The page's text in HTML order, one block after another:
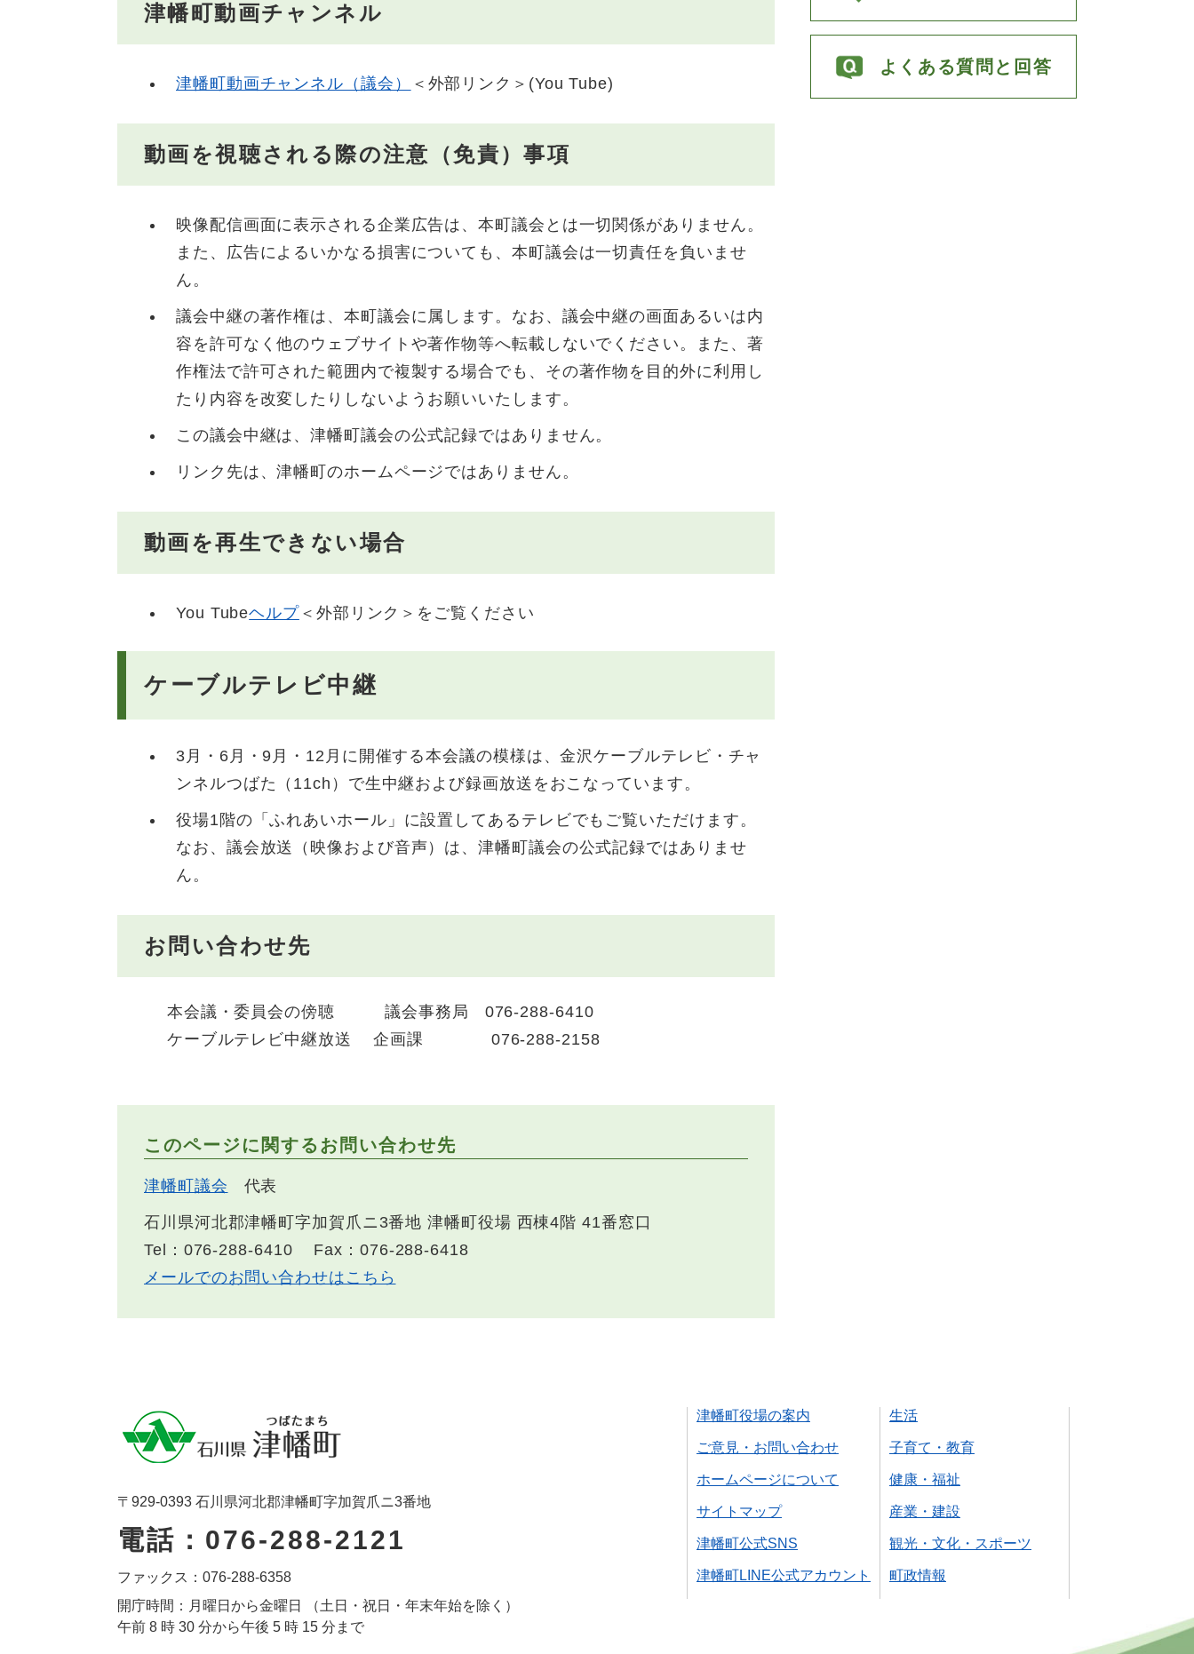
津幡町動画チャンネル
津幡町動画チャンネル（議会） ＜外部リンク＞ (You Tube)
動画を視聴される際の注意（免責）事項
映像配信画面に表示される企業広告は、本町議会とは一切関係がありません。
また、広告によるいかなる損害についても、本町議会は一切責任を負いませ
ん。
議会中継の著作権は、本町議会に属します。なお、議会中継の画面あるいは内
容を許可なく他のウェブサイトや著作物等へ転載しないでください。また、著
作権法で許可された範囲内で複製する場合でも、その著作物を目的外に利用し
たり内容を改変したりしないようお願いいたします。
この議会中継は、津幡町議会の公式記録ではありません。
リンク先は、津幡町のホームページではありません。
動画を再生できない場合
You Tube​ヘルプ＜外部リンク＞ をご覧ください
ケーブルテレビ中継
3月・6月・9月・12月に開催する本会議の模様は、金沢ケーブルテレビ・チャ
ンネルつばた（11ch）で生中継および録画放送をおこなっています。
役場1階の「ふれあいホール」に設置してあるテレビでもご覧いただけます。
なお、議会放送（映像および音声）は、津幡町議会の公式記録ではありませ
ん。
お問い合わせ先
本会議・委員会の傍聴 議会事務局 076-288-6410
ケーブルテレビ中継放送 企画課 076-288-2158
このページに関するお問い合わせ先
津幡町議会 代表
石川県河北郡津幡町字加賀爪ニ3番地 津幡町役場 西棟4階 41番窓口
Tel：076-288-6410
Fax：076-288-6418
メールでのお問い合わせはこちら
よくある質問と回答
〒929-0393 石川県河北郡津幡町字加賀爪ニ3番地
電話：076-288-2121
ファックス：076-288-6358
開庁時間：月曜日から金曜日 （土日・祝日・年末年始を除く）
午前 8 時 30 分から午後 5 時 15 分まで
津幡町役場の案内
ご意見・お問い合わせ
ホームページについて
サイトマップ
津幡町公式SNS
津幡町LINE公式アカウント
生活
子育て・教育
健康・福祉
産業・建設
観光・文化・スポーツ
町政情報